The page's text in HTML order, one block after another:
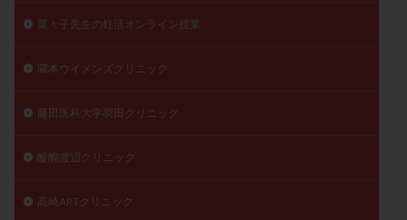
菜々子先生の妊活オンライン授業
蔵本ウイメンズクリニック
藤田医科大学羽田クリニック
醍醐渡辺クリニック
高崎ARTクリニック